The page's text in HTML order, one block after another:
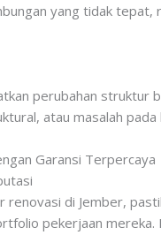
yang tidak tepat,
perubahan struktur
atau masalah
Garansi Terpercaya
renovasi di Jember,
pekerjaan